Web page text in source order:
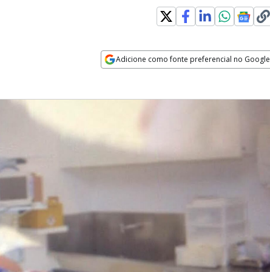
Adicione como fonte preferencial no Google